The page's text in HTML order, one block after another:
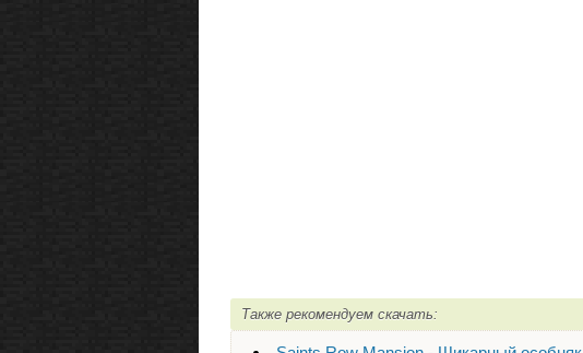
Также рекомендуем скачать: